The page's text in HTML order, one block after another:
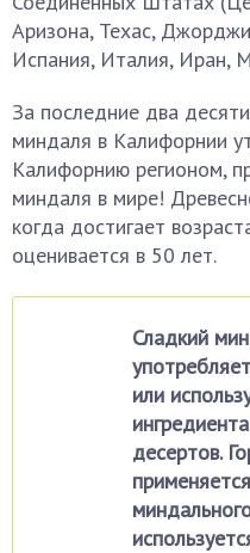
Аризона, Техас,
Испания, Италия, Иран,
За последние два
миндаля в Калифорнии
Калифорнию регионом,
миндаля в мире!
когда достигает
оценивается в 50 лет.
Сладкий
или
десертов.